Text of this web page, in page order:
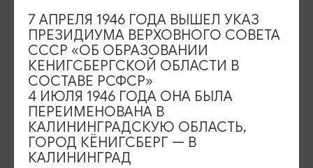
ЭКСКУРСИИ УЧРЕЖДЕНИЙ КУЛЬТУРЫ
Код города. История в символах
25.06.2026 - 30.09.2026, ПН-ПТ в 12:00
Калининград, Музей янтаря
ОТ 150₽ ПУШКИНСКАЯ КАРТА
7 АПРЕЛЯ 1946 ГОДА ВЫШЕЛ УКАЗ
ПРЕЗИДИУМА ВЕРХОВНОГО СОВЕТА
СССР «ОБ ОБРАЗОВАНИИ
КЕНИГСБЕРГСКОЙ ОБЛАСТИ В
СОСТАВЕ РСФСР»
4 ИЮЛЯ 1946 ГОДА ОНА БЫЛА
ПЕРЕИМЕНОВАНА В
КАЛИНИНГРАДСКУЮ ОБЛАСТЬ,
ГОРОД КЁНИГСБЕРГ — В
КАЛИНИНГРАД